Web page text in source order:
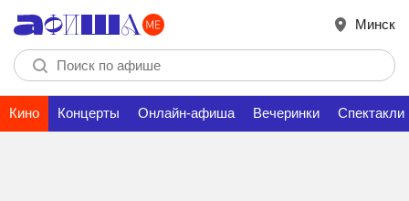
Минск
Кино Концерты Онлайн-афиша Вечеринки Спектакли